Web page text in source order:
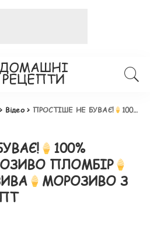
> Відео> ПРОСТІШЕ НЕ БУВАЄ! 100% ДОМАШНЄ МОРОЗИВО ПЛОМБІР
100%
ПЛОМБІР
МОРОЗИВО З